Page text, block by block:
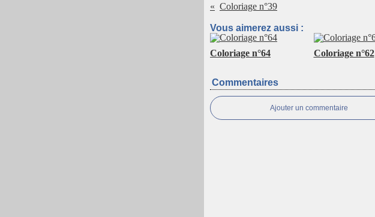
Coloriage n°39
Vous aimerez aussi :
Coloriage n°64 Coloriage n°62
Commentaires
Ajouter un commentaire